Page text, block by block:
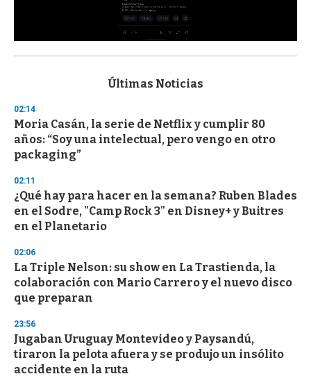
s
d
s
o
f
3
s
c
o
n
Últimas Noticias
02:14
Moria Casán, la serie de Netflix y cumplir 80
años: “Soy una intelectual, pero vengo en otro
packaging”
02:11
¿Qué hay para hacer en la semana? Ruben Blades
en el Sodre, "Camp Rock 3" en Disney+ y Buitres
en el Planetario
02:06
La Triple Nelson: su show en La Trastienda, la
colaboración con Mario Carrero y el nuevo disco
que preparan
23:56
Jugaban Uruguay Montevideo y Paysandú,
tiraron la pelota afuera y se produjo un insólito
accidente en la ruta